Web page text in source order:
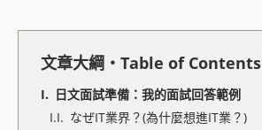
文章大綱・Table of Contents
日文面試準備：我的面試回答範例
なぜIT業界？(為什麼想進IT業？)